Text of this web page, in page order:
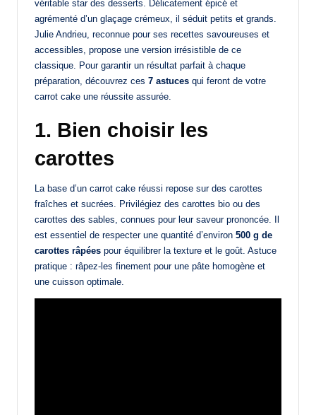
véritable star des desserts. Délicatement épicé et
agrémenté d’un glaçage crémeux, il séduit petits et grands.
Julie Andrieu, reconnue pour ses recettes savoureuses et
accessibles, propose une version irrésistible de ce
classique. Pour garantir un résultat parfait à chaque
préparation, découvrez ces 7 astuces qui feront de votre
carrot cake une réussite assurée.
1. Bien choisir les
carottes
La base d’un carrot cake réussi repose sur des carottes
fraîches et sucrées. Privilégiez des carottes bio ou des
carottes des sables, connues pour leur saveur prononcée. Il
est essentiel de respecter une quantité d’environ 500 g de
carottes râpées pour équilibrer la texture et le goût. Astuce
pratique : râpez-les finement pour une pâte homogène et
une cuisson optimale.